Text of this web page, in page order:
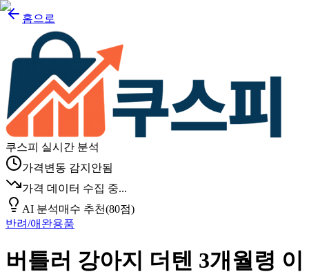
홈으로
쿠스피 실시간 분석
가격변동 감지안됨
가격 데이터 수집 중...
AI 분석매수 추천(80점)
반려/애완용품
버틀러 강아지 더텐 3개월령 이